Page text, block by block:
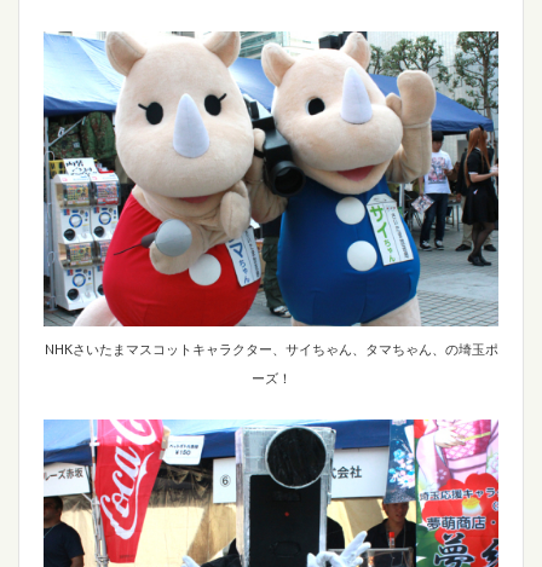
NHKさいたまマスコットキャラクター、サイちゃん、タマちゃん、の埼玉ポ
ーズ！